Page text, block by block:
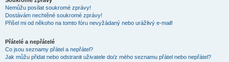
Nemůžu posílat soukromé zprávy!
Dostávám nechtěné soukromé zprávy!
Přišel mi od někoho na tomto fóru nevyžádaný nebo urážlivý e-mail!
Přátelé a nepřátelé
Co jsou seznamy přátel a nepřátel?
Jak můžu přidat nebo odstranit uživatele do/z mého seznamu přátel nebo nepřátel?